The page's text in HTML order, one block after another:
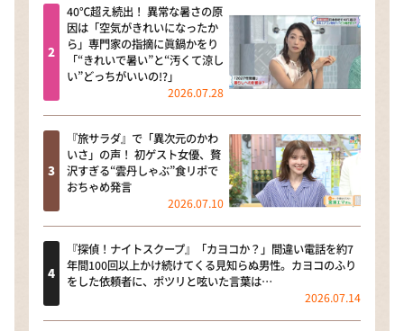
40℃超え続出！ 異常な暑さの原
因は「空気がきれいになったか
ら」専門家の指摘に眞鍋かをり
「“きれいで暑い”と“汚くて涼し
い”どっちがいいの!?」
2026.07.28
『旅サラダ』で「異次元のかわ
いさ」の声！ 初ゲスト女優、贅
沢すぎる“雲丹しゃぶ”食リポで
おちゃめ発言
2026.07.10
『探偵！ナイトスクープ』「カヨコか？」間違い電話を約7
年間100回以上かけ続けてくる見知らぬ男性。カヨコのふり
をした依頼者に、ポツリと呟いた言葉は…
2026.07.14